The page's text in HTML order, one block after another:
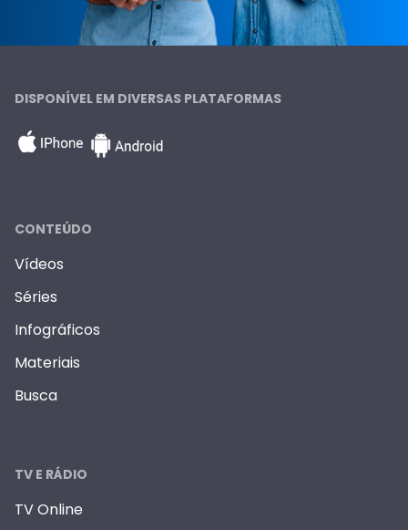
DISPONÍVEL EM DIVERSAS PLATAFORMAS
CONTEÚDO
Vídeos
Séries
Infográficos
Materiais
Busca
TV E RÁDIO
TV Online